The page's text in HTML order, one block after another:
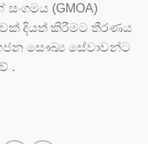
(GMOA)
දියත් කිරීමට තීරණය
සෞඛ්‍ය සේවාවන්ට
.